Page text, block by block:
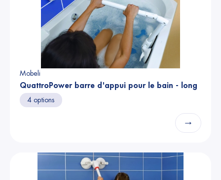
Mobeli
QuattroPower barre d'appui pour le bain - long
4 options
→